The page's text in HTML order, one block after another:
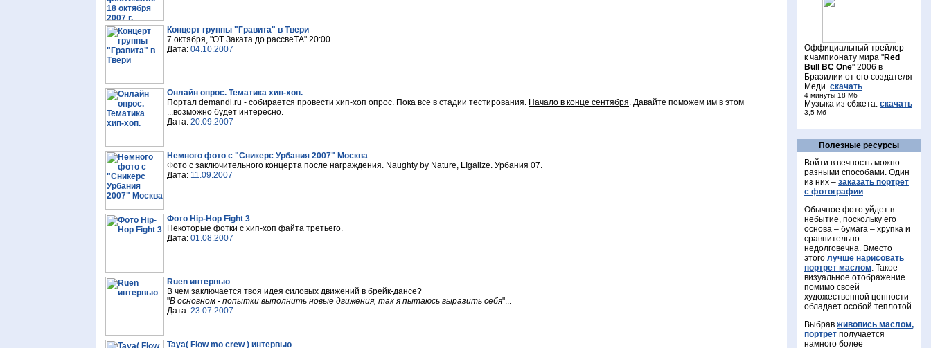
Концерт группы "Гравита" в Твери
7 октября, "ОТ Заката до рассвеТА" 20:00.
Дата: 04.10.2007
Онлайн опрос. Тематика хип-хоп.
Портал demandi.ru - собирается провести хип-хоп опрос. Пока все в стадии тестирования. Начало в конце сентября. Давайте поможем им в этом
...возможно будет интересно.
Дата: 20.09.2007
Немного фото с "Сникерс Урбания 2007" Москва
Фото с заключительного концерта после награждения. Naughty by Nature, LIgalize. Урбания 07.
Дата: 11.09.2007
Фото Hip-Hop Fight 3
Некоторые фотки с хип-хоп файта третьего.
Дата: 01.08.2007
Ruen интервью
В чем заключается твоя идея силовых движений в брейк-дансе?
"В основном - попытки выполнить новые движения, так я пытаюсь выразить себя"...
Дата: 23.07.2007
Taya( Flow mo crew ) интервью
Оффициальный трейлер
к чампионату мира "Red
Bull BC One" 2006 в
Бразилии от его создателя
Меди. скачать
4 минуты 18 Мб
Музыка из сбжета: скачать
3,5 Mб
Полезные ресурсы
Войти в вечность можно
разными способами. Один
из них – заказать портрет
с фотографии.
Обычное фото уйдет в
небытие, поскольку его
основа – бумага – хрупка и
сравнительно
недолговечна. Вместо
этого лучше нарисовать
портрет маслом. Такое
визуальное отображение
помимо своей
художественной ценности
обладает особой теплотой.
Выбрав живопись маслом,
портрет получается
намного более